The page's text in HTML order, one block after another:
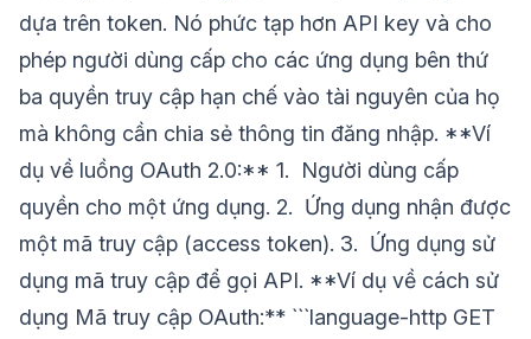
dựa trên token. Nó phức tạp hơn API key và cho
phép người dùng cấp cho các ứng dụng bên thứ
ba quyền truy cập hạn chế vào tài nguyên của họ
mà không cần chia sẻ thông tin đăng nhập. **Ví
dụ về luồng OAuth 2.0:** 1. Người dùng cấp
quyền cho một ứng dụng. 2. Ứng dụng nhận được
một mã truy cập (access token). 3. Ứng dụng sử
dụng mã truy cập để gọi API. **Ví dụ về cách sử
dụng Mã truy cập OAuth:** ```language-http GET